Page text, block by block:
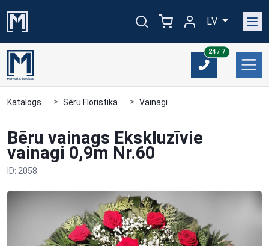
LV
24 / 724/7
Katalogs Sēru Floristika Vainagi
Bēru vainags Ekskluzīvie
vainagi 0,9m Nr.60
ID: 2058